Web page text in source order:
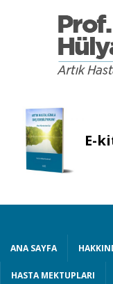
E-
ANA SAYFA
HASTA MEKTUPLARI